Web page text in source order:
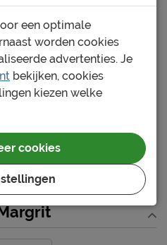
200 cm
100 cm
Niet mogelijk
Incl. bedbodem, excl.
matras
MGKB9124
een optimale
worden cookies
advertenties. Je
bekijken, cookies
kiezen welke
cookies